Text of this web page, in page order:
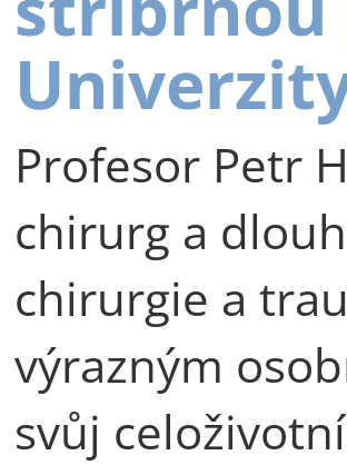
Profesor Petr
chirurg a
chirurgie a
výrazným
svůj